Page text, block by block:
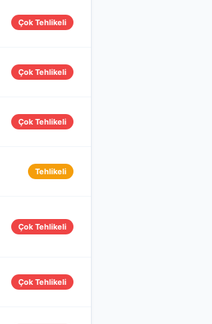
Çok Tehlikeli
Çok Tehlikeli
Çok Tehlikeli
Tehlikeli
Çok Tehlikeli
Çok Tehlikeli